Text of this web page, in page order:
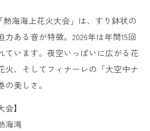
熱海海上花火大会」は、すり鉢状の
ある音が特徴。2026年は年間15回
ています。夜空いっぱいに広がる花
火、そしてフィナーレの「大空中ナ
美しさ。
】
海湾